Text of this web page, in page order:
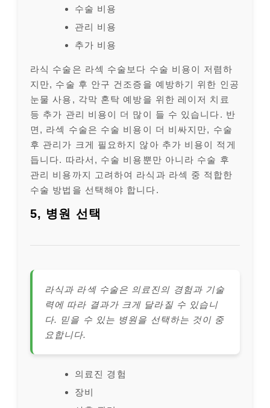
수술 비용
관리 비용
추가 비용
라식 수술은 라섹 수술보다 수술 비용이 저렴하
지만, 수술 후 안구 건조증을 예방하기 위한 인공
눈물 사용, 각막 혼탁 예방을 위한 레이저 치료
등 추가 관리 비용이 더 많이 들 수 있습니다. 반
면, 라섹 수술은 수술 비용이 더 비싸지만, 수술
후 관리가 크게 필요하지 않아 추가 비용이 적게
듭니다. 따라서, 수술 비용뿐만 아니라 수술 후
관리 비용까지 고려하여 라식과 라섹 중 적합한
수술 방법을 선택해야 합니다.
5, 병원 선택
라식과 라섹 수술은 의료진의 경험과 기술
력에 따라 결과가 크게 달라질 수 있습니
다. 믿을 수 있는 병원을 선택하는 것이 중
요합니다.
의료진 경험
장비